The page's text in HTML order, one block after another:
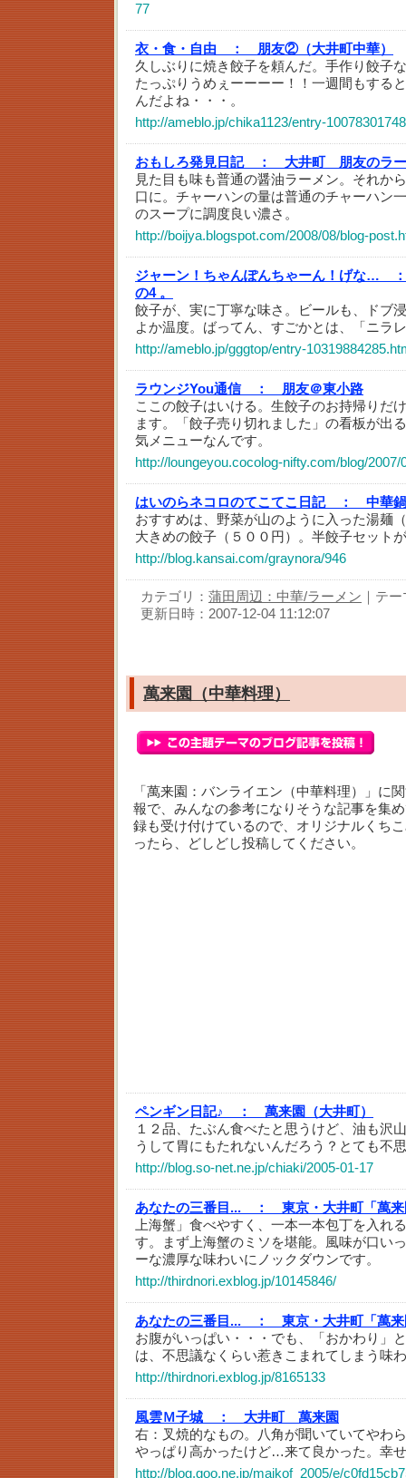
77
衣・食・自由 ：
朋友②（大井町中華）
久しぶりに焼き餃子を頼んだ。手作り餃子
たっぷりうめぇーーーー！！一週間もする
んだよね・・・。
http://ameblo.jp/chika1123/entry-
おもしろ発見日記 ：
大井町 朋友のラ
見た目も味も普通の醤油ラーメン。それか
口に。チャーハンの量は普通のチャーハン
のスープに調度良い濃さ。
http://boijya.blogspot.com/2008/08/blog-
ジャーン！ちゃんぽんちゃーん！げな… ：
の4 。
餃子が、実に丁寧な味さ。ビールも、ドブ
よか温度。ばってん、すごかとは、「ニラ
http://ameblo.jp/gggtop/entry-
ラウンジYou通信 ：
朋友＠東小路
ここの餃子はいける。生餃子のお持帰りだ
ます。「餃子売り切れました」の看板が出
気メニューなんです。
http://loungeyou.cocolog-nifty.com/blog/2007/
はいのらネコロのてこてこ日記 ：
中華
おすすめは、野菜が山のように入った湯麺
大きめの餃子（５００円）。半餃子セット
http://blog.kansai.com/graynora/946
カテゴリ： 蒲田周辺：中華/ラーメン ｜テ
更新日時：2007-12-04 11:12:07
萬来園（中華料理）
「萬来園：バンライエン（中華料理）」に
報で、みんなの参考になりそうな記事を集
録も受け付けているので、オリジナルくち
ったら、どしどし投稿してください。
ペンギン日記♪ ：
萬来園（大井町）
１２品、たぶん食べたと思うけど、油も沢
うして胃にもたれないんだろう？とても不
http://blog.so-net.ne.jp/chiaki/2005-01-17
あなたの三番目... ：
東京・大井町「萬
上海蟹」食べやすく、一本一本包丁を入れ
す。まず上海蟹のミソを堪能。風味が口い
ーな濃厚な味わいにノックダウンです。
http://thirdnori.exblog.jp/10145846/
あなたの三番目... ：
東京・大井町「萬
お腹がいっぱい・・・でも、「おかわり」
は、不思議なくらい惹きこまれてしまう味
http://thirdnori.exblog.jp/8165133
風雲Ｍ子城 ：
大井町 萬来園
右：叉焼的なもの。八角が聞いていてやわ
やっぱり高かったけど…来て良かった。幸
http://blog.goo.ne.jp/maikof_2005/e/